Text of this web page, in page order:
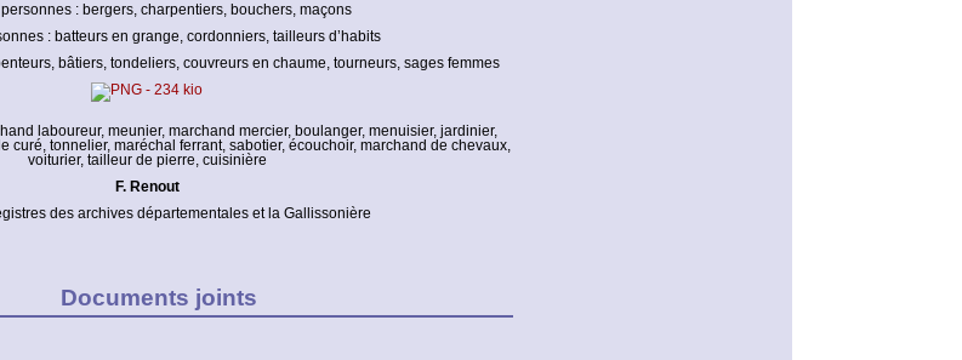
personnes : bergers, charpentiers, bouchers, maçons
: batteurs en grange, cordonniers, tailleurs d’habits
bâtiers, tondeliers, couvreurs en chaume, tourneurs, sages femmes
laboureur, meunier, marchand mercier, boulanger, menuisier, jardinier,
curé, tonnelier, maréchal ferrant, sabotier, écouchoir, marchand de chevaux,
voiturier, tailleur de pierre, cuisinière
F. Renout
des archives départementales et la Gallissonière
Documents joints